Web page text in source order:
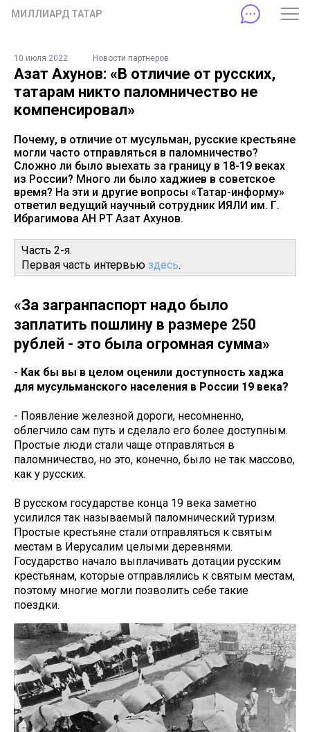
МИЛЛИАРД ТАТАР
10 июля 2022 Новости партнеров
Азат Ахунов: «В отличие от русских,
татарам никто паломничество не
компенсировал»
Почему, в отличие от мусульман, русские крестьяне
могли часто отправляться в паломничество?
Сложно ли было выехать за границу в 18-19 веках
из России? Много ли было хаджиев в советское
время? На эти и другие вопросы «Татар-информу»
ответил ведущий научный сотрудник ИЯЛИ им. Г.
Ибрагимова АН РТ Азат Ахунов.
Часть 2-я.
Первая часть интервью здесь.
«За загранпаспорт надо было
заплатить пошлину в размере 250
рублей - это была огромная сумма»
- Как бы вы в целом оценили доступность хаджа
для мусульманского населения в России 19 века?
- Появление железной дороги, несомненно,
облегчило сам путь и сделало его более доступным.
Простые люди стали чаще отправляться в
паломничество, но это, конечно, было не так массово,
как у русских.
В русском государстве конца 19 века заметно
усилился так называемый паломнический туризм.
Простые крестьяне стали отправляться к святым
местам в Иерусалим целыми деревнями.
Государство начало выплачивать дотации русским
крестьянам, которые отправлялись к святым местам,
поэтому многие могли позволить себе такие
поездки.